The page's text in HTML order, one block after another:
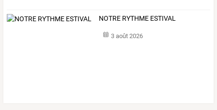
NOTRE RYTHME ESTIVAL
3 août 2026